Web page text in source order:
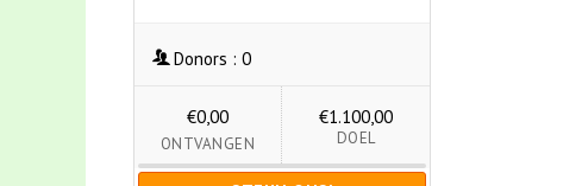
Donors : 0
€0,00
ONTVANGEN
€1.100,00
DOEL